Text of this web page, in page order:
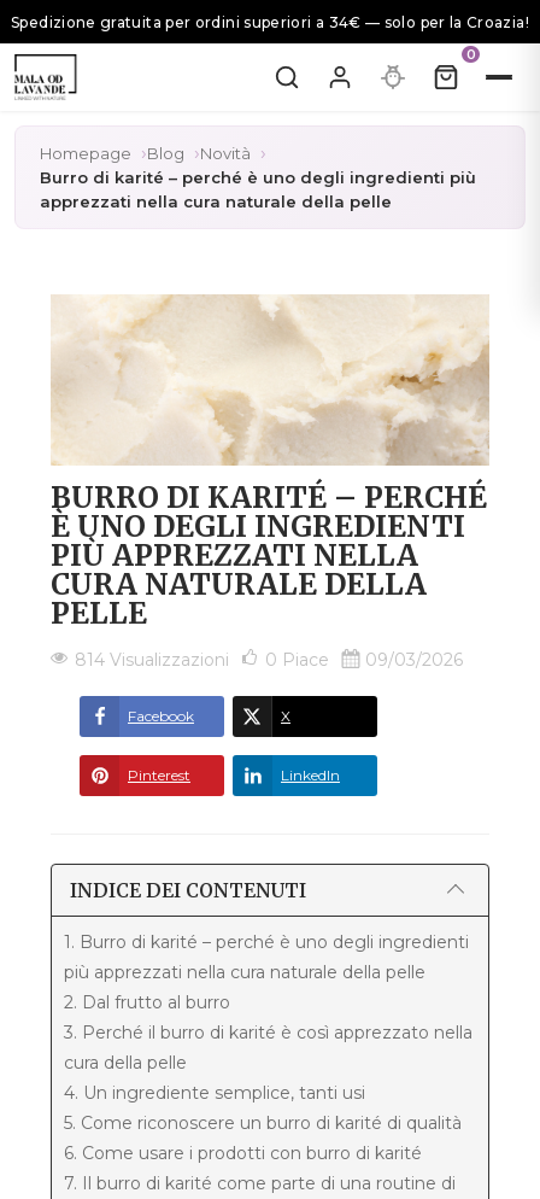
Spedizione gratuita per ordini superiori a 34€ — solo per la Croazia!
0
Homepage Blog
Novità
Burro di karité – perché è uno degli ingredienti più
apprezzati nella cura naturale della pelle
BURRO DI KARITÉ – PERCHÉ
È UNO DEGLI INGREDIENTI
PIÙ APPREZZATI NELLA
CURA NATURALE DELLA
PELLE
814 Visualizzazioni 0 Piace 09/03/2026
Facebook X
Pinterest LinkedIn
INDICE DEI CONTENUTI
1. Burro di karité – perché è uno degli ingredienti
più apprezzati nella cura naturale della pelle
2. Dal frutto al burro
3. Perché il burro di karité è così apprezzato nella
cura della pelle
4. Un ingrediente semplice, tanti usi
5. Come riconoscere un burro di karité di qualità
6. Come usare i prodotti con burro di karité
7. Il burro di karité come parte di una routine di